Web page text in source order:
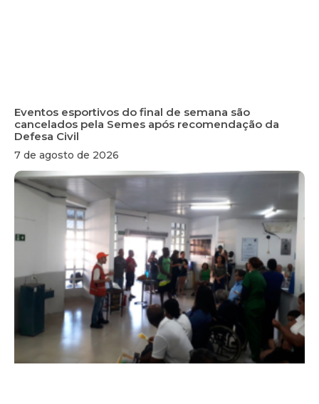
Eventos esportivos do final de semana são
cancelados pela Semes após recomendação da
Defesa Civil
7 de agosto de 2026